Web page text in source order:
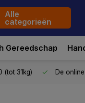
Alle
categorieën
Gereedschap
(tot 31kg) De online